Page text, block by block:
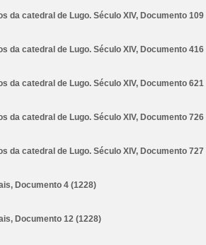
da catedral de Lugo. Século XIV, Documento 109
da catedral de Lugo. Século XIV, Documento 416
da catedral de Lugo. Século XIV, Documento 621
da catedral de Lugo. Século XIV, Documento 726
da catedral de Lugo. Século XIV, Documento 727
Documento 4 (1228)
Documento 12 (1228)